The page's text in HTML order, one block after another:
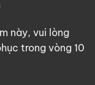
này, vui lòng
trong vòng 10